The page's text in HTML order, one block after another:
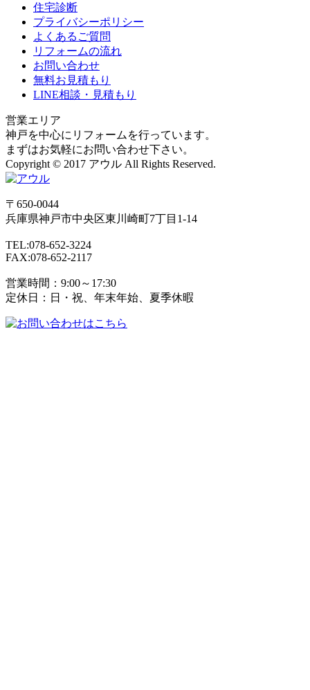
住宅診断
プライバシーポリシー
よくあるご質問
リフォームの流れ
お問い合わせ
無料お見積もり
LINE相談・見積もり
営業エリア
神戸を中心にリフォームを行っています。
まずはお気軽にお問い合わせ下さい。
Copyright © 2017 アウル All Rights Reserved.
〒650-0044
兵庫県神戸市中央区東川崎町7丁目1-14
TEL:078-652-3224
FAX:078-652-2117
営業時間：9:00～17:30
定休日：日・祝、年末年始、夏季休暇